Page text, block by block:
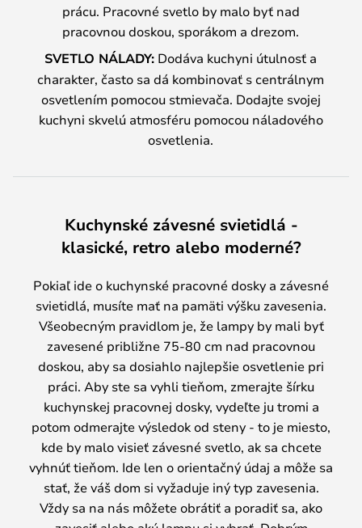
prácu. Pracovné svetlo by malo byť nad
pracovnou doskou, sporákom a drezom.
SVETLO NÁLADY: Dodáva kuchyni útulnosť a
charakter, často sa dá kombinovať s centrálnym
osvetlením pomocou stmievača. Dodajte svojej
kuchyni skvelú atmosféru pomocou náladového
osvetlenia.
Kuchynské závesné svietidlá -
klasické, retro alebo moderné?
Pokiaľ ide o kuchynské pracovné dosky a závesné
svietidlá, musíte mať na pamäti výšku zavesenia.
Všeobecným pravidlom je, že lampy by mali byť
zavesené približne 75-80 cm nad pracovnou
doskou, aby sa dosiahlo najlepšie osvetlenie pri
práci. Aby ste sa vyhli tieňom, zmerajte šírku
kuchynskej pracovnej dosky, vydeľte ju tromi a
potom odmerajte výsledok od steny - to je miesto,
kde by malo visieť závesné svetlo, ak sa chcete
vyhnúť tieňom. Ide len o orientačný údaj a môže sa
stať, že váš dom si vyžaduje iný typ zavesenia.
Vždy sa na nás môžete obrátiť a poradiť sa, ako